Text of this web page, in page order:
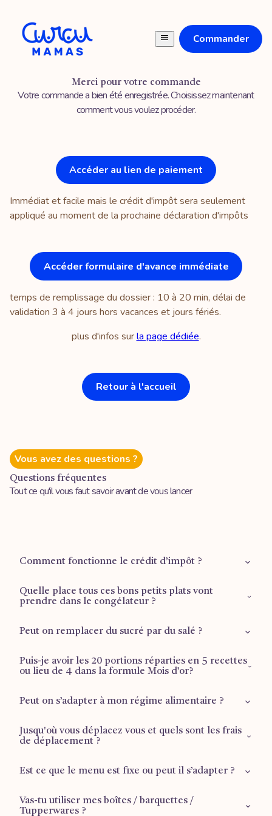
Commander
Merci pour votre commande
Votre commande a bien été enregistrée. Choisissez maintenant
comment vous voulez procéder.
Accéder au lien de paiement
Immédiat et facile mais le crédit d'impôt sera seulement
appliqué au moment de la prochaine déclaration d'impôts
Accéder formulaire d'avance immédiate
temps de remplissage du dossier : 10 à 20 min, délai de
validation 3 à 4 jours hors vacances et jours fériés.
plus d'infos surla page dédiée.
Retour à l'accueil
Vous avez des questions ?
Questions fréquentes
Tout ce qu'il vous faut savoir avant de vous lancer
Comment fonctionne le crédit d’impôt ?
Retrouvez plus d'informations sur lapage dédiée
Quelle place tous ces bons petits plats vont
prendre dans le congélateur ?
1 tiroir ½ pour les plus grandes formules (Mois d’or et
Peut on remplacer du sucré par du salé ?
Malheureusement ce n’est pas possible car faire des
fondants au chocolat et faire un tajine ne prend pas le
même temps ni n’a le même coût. Si tu souhaites une
formule 100% portions salées c’est la formule “Reprise du
Puis-je avoir les 20 portions réparties en 5 recettes
ou lieu de 4 dans la formule Mois d’or?
Si tu veux 5 recettes différentes, il faut basculer sur la
bien 5 recettes salées de 4 portions. Sinon, cela ne rentre
pas en terme d’organisation (le nombre de feux utilisés, la
Peut on s’adapter à mon régime alimentaire ?
La réponse sera toujours OUI, cela fait partie des valeurs de
Curcumamas.
Jusqu'où vous déplacez vous et quels sont les frais
de déplacement ?
Ils sontofferts quand la prestation a lieu dans les villes de
Narbonne et Montpellier.
Est ce que le menu est fixe ou peut il s’adapter ?
Le menu s’adapte toujours. Je te propose un menu de
Vas-tu utiliser mes boîtes / barquettes /
Tupperwares ?